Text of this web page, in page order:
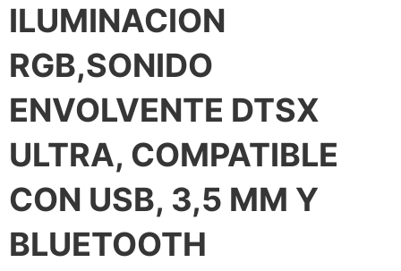
ILUMINACION
RGB,SONIDO
ENVOLVENTE DTSX
ULTRA, COMPATIBLE
CON USB, 3,5 MM Y
BLUETOOTH